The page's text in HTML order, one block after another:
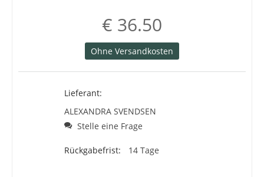
€ 36.50
Ohne Versandkosten
Lieferant:
ALEXANDRA SVENDSEN
Stelle eine Frage
Rückgabefrist: 14 Tage